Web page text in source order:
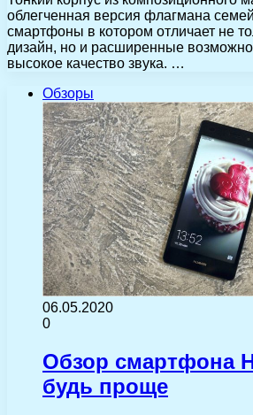
облегченная версия флагмана
смартфоны в котором отличает не
дизайн, но и расширенные
высокое качество звука. …
Обзоры
06.05.2020
0
Обзор смартфона
будь проще